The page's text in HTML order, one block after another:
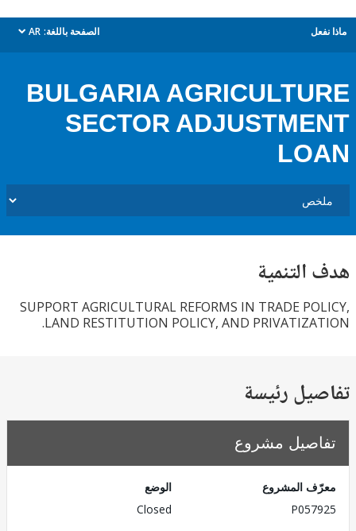
الصفحة باللغة: AR
dropdown
BULGARIA
SECTOR
SUPPORT AGRICULTURAL REFORMS IN TRADE
LAND RESTITUTION POLICY, AND
رئيسة
مشروع
المشروع